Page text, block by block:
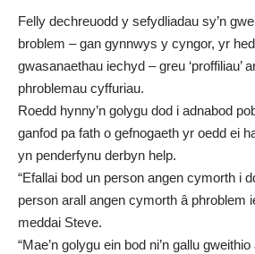
Felly dechreuodd y sefydliadau sy’n
broblem – gan gynnwys y cyngor, yr
gwasanaethau iechyd – greu ‘proffiliau’
phroblemau cyffuriau.
Roedd hynny’n golygu dod i adnabod
ganfod pa fath o gefnogaeth yr oedd ei
yn penderfynu derbyn help.
“Efallai bod un person angen cymorth i
person arall angen cymorth â phroblem
meddai Steve.
“Mae’n golygu ein bod ni’n gallu